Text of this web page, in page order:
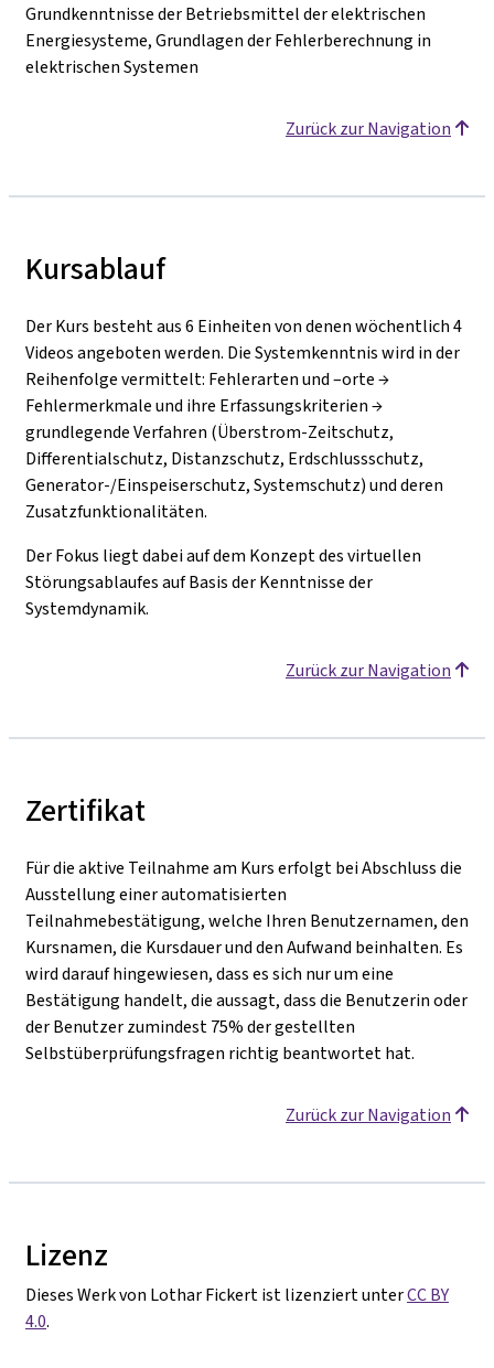
Grundkenntnisse der Betriebsmittel der elektrischen
Energiesysteme, Grundlagen der Fehlerberechnung in
elektrischen Systemen
Zurück zur Navigation
Kursablauf
Der Kurs besteht aus 6 Einheiten von denen wöchentlich 4
Videos angeboten werden. Die Systemkenntnis wird in der
Reihenfolge vermittelt: Fehlerarten und –orte →
Fehlermerkmale und ihre Erfassungskriterien →
grundlegende Verfahren (Überstrom-Zeitschutz,
Differentialschutz, Distanzschutz, Erdschlussschutz,
Generator-/Einspeiserschutz, Systemschutz) und deren
Zusatzfunktionalitäten.
Der Fokus liegt dabei auf dem Konzept des virtuellen
Störungsablaufes auf Basis der Kenntnisse der
Systemdynamik.
Zurück zur Navigation
Zertifikat
Für die aktive Teilnahme am Kurs erfolgt bei Abschluss die
Ausstellung einer automatisierten
Teilnahmebestätigung, welche Ihren Benutzernamen, den
Kursnamen, die Kursdauer und den Aufwand beinhalten. Es
wird darauf hingewiesen, dass es sich nur um eine
Bestätigung handelt, die aussagt, dass die Benutzerin oder
der Benutzer zumindest 75% der gestellten
Selbstüberprüfungsfragen richtig beantwortet hat.
Zurück zur Navigation
Lizenz
Dieses Werk von Lothar Fickert ist lizenziert unterCC BY
4.0.